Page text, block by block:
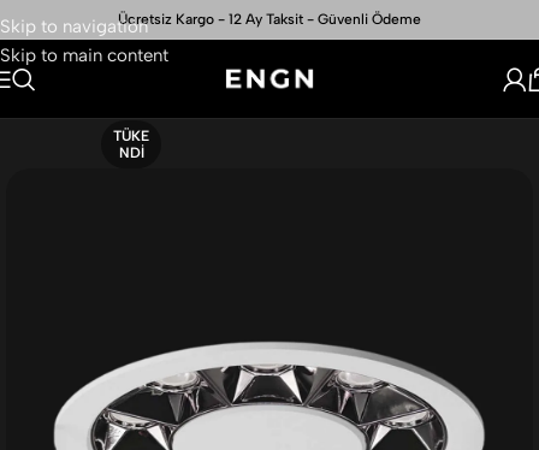
Skip to navigation
Skip to main content
Ücretsiz Kargo - 12 Ay Taksit - Güvenli Ödeme
TÜKE
NDI